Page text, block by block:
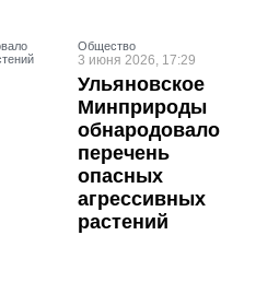
Общество
3 июня 2026, 17:29
Ульяновское
Минприроды
обнародовало
перечень
опасных
агрессивных
растений